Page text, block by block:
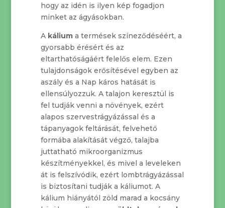
hogy az idén is ilyen kép fogadjon
minket az ágyásokban.
A kálium a termések színeződéséért, a
gyorsabb érésért és az
eltarthatóságáért felelős elem. Ezen
tulajdonságok erősítésével egyben az
aszály és a Nap káros hatását is
ellensúlyozzuk. A talajon keresztül is
fel tudják venni a növények, ezért
alapos szervestrágyázással és a
tápanyagok feltárását, felvehető
formába alakítását végző, talajba
juttatható mikroorganizmus
készítményekkel, és mivel a leveleken
át is felszívódik, ezért lombtrágyázással
is biztosítani tudják a káliumot. A
kálium hiányától zöld marad a kocsány